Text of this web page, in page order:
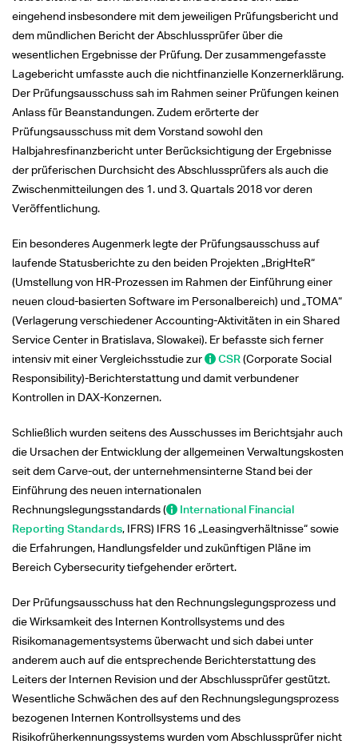
eingehend insbesondere mit dem jeweiligen Prüfungsbericht und
dem mündlichen Bericht der Abschlussprüfer über die
wesentlichen Ergebnisse der Prüfung. Der zusammengefasste
Lagebericht umfasste auch die nichtfinanzielle Konzernerklärung.
Der Prüfungsausschuss sah im Rahmen seiner Prüfungen keinen
Anlass für Beanstandungen. Zudem erörterte der
Prüfungsausschuss mit dem Vorstand sowohl den
Halbjahresfinanzbericht unter Berücksichtigung der Ergebnisse
der prüferischen Durchsicht des Abschlussprüfers als auch die
Zwischenmitteilungen des 1. und 3. Quartals 2018 vor deren
Veröffentlichung.
Ein besonderes Augenmerk legte der Prüfungsausschuss auf
laufende Statusberichte zu den beiden Projekten „BrigHteR“
(Umstellung von HR-Prozessen im Rahmen der Einführung einer
neuen cloud-basierten Software im Personalbereich) und „TOMA“
(Verlagerung verschiedener Accounting-Aktivitäten in ein Shared
Service Center in Bratislava, Slowakei). Er befasste sich ferner
intensiv mit einer Vergleichsstudie zur
CSR(Corporate Social
Responsibility)-Berichterstattung und damit verbundener
Kontrollen in DAX-Konzernen.
Schließlich wurden seitens des Ausschusses im Berichtsjahr auch
die Ursachen der Entwicklung der allgemeinen Verwaltungskosten
seit dem Carve-out, der unternehmensinterne Stand bei der
Einführung des neuen internationalen
Rechnungslegungsstandards (
International Financial
Reporting Standards, IFRS) IFRS 16 „Leasingverhältnisse“ sowie
die Erfahrungen, Handlungsfelder und zukünftigen Pläne im
Bereich Cybersecurity tiefgehender erörtert.
Der Prüfungsausschuss hat den Rechnungslegungsprozess und
die Wirksamkeit des Internen Kontrollsystems und des
Risikomanagementsystems überwacht und sich dabei unter
anderem auch auf die entsprechende Berichterstattung des
Leiters der Internen Revision und der Abschlussprüfer gestützt.
Wesentliche Schwächen des auf den Rechnungslegungsprozess
bezogenen Internen Kontrollsystems und des
Risikofrüherkennungssystems wurden vom Abschlussprüfer nicht